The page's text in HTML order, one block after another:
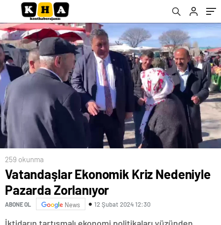
259 okunma
Vatandaşlar Ekonomik Kriz Nedeniyle
Pazarda Zorlanıyor
ABONE OL News 12 Şubat 2024 12:30